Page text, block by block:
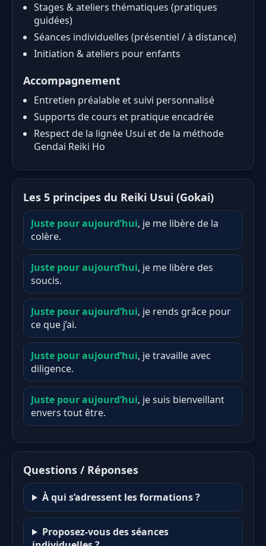
Stages & ateliers thématiques (pratiques
guidées)
Séances individuelles (présentiel / à distance)
Initiation & ateliers pour enfants
Accompagnement
Entretien préalable et suivi personnalisé
Supports de cours et pratique encadrée
Respect de la lignée Usui et de la méthode
Gendai Reiki Ho
Les 5 principes du Reiki Usui (Gokai)
Juste pour aujourd’hui, je me libère de la
colère.
Juste pour aujourd’hui, je me libère des
soucis.
Juste pour aujourd’hui, je rends grâce pour
ce que j’ai.
Juste pour aujourd’hui, je travaille avec
diligence.
Juste pour aujourd’hui, je suis bienveillant
envers tout être.
Questions / Réponses
À qui s’adressent les formations ?
Proposez-vous des séances